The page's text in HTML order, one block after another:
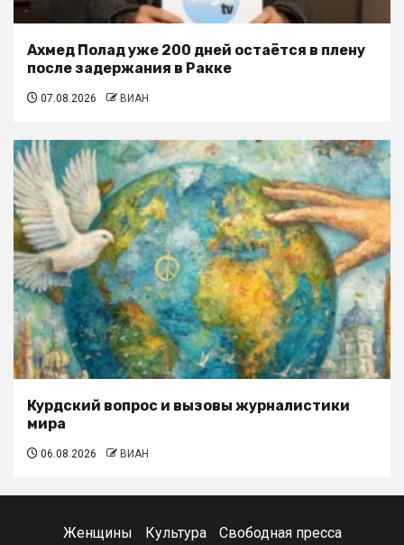
Ахмед Полад уже 200 дней остаётся в плену
после задержания в Ракке
07.08.2026 ВИАН
Курдский вопрос и вызовы журналистики
мира
06.08.2026 ВИАН
Женщины Культура Свободная пресса